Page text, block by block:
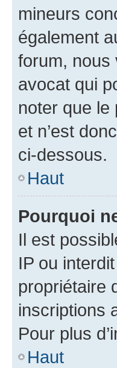
mineurs
également
forum, nous
avocat qui
noter que le
et n’est
ci-dessous.
Haut
Pourquoi
Il est
IP ou
propriétaire
inscriptions
Pour plus
Haut